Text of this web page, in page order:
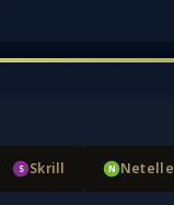
S Skrill N